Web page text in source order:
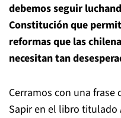
debemos seguir
Constitución que
reformas que las
necesitan tan
Cerramos con una frase
Sapir en el libro titulado